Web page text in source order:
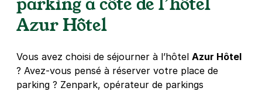
4,5(152 avis)
4 €/heure 32 €/jour,100 €/semaine
+ Abonnements disponibles
Azur Hôtel
Vous avez choisi de séjourner à l’hôtel Azur Hôtel
? Avez-vous pensé à réserver votre place de
parking ? Zenpark, opérateur de parkings